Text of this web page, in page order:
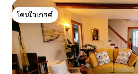
โดนใจเกสต์
โดนใจเกสต์